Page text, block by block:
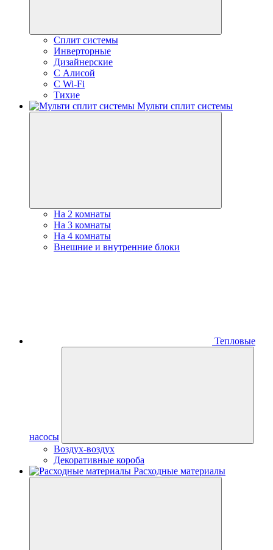
Сплит системы
Инверторные
Дизайнерские
С Алисой
C Wi-Fi
Тихие
Мульти сплит системы
На 2 комнаты
На 3 комнаты
На 4 комнаты
Внешние и внутренние блоки
Тепловые
насосы
Воздух-воздух
Декоративные короба
Расходные материалы